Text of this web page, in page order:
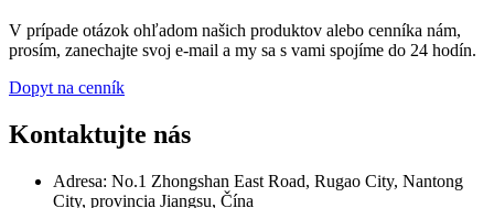
V prípade otázok ohľadom našich produktov alebo cenníka nám,
prosím, zanechajte svoj e-mail a my sa s vami spojíme do 24 hodín.
Dopyt na cenník
Kontaktujte nás
Adresa: No.1 Zhongshan East Road, Rugao City, Nantong
City, provincia Jiangsu, Čína